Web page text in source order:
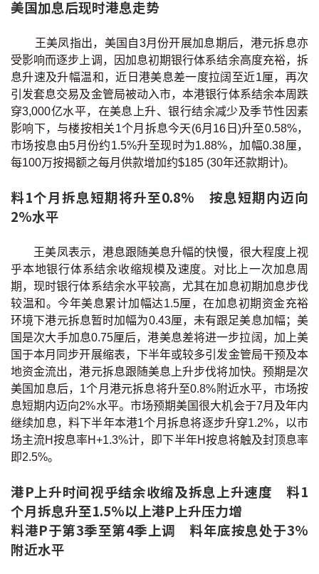
美国加息后现时港息走势
王美凤指出，美国自3月份开展加息期后，港元拆息亦
受影响而逐步上调，因加息初期银行体系结余高度充裕，拆
息升速及升幅温和，近日港美息差一度拉阔至近1厘，再次
引发套息交易及金管局被动入市，本港银行体系结余本周跌
穿3,000亿水平，在美息上升、银行结余减少及季节性因素
影响下，与楼按相关1个月拆息今天(6月16日)升至0.58%，
市场按息由5月份约1.5%升至现时为1.88%，加幅0.38厘，
每100万按揭额之每月供款增加约$185 (30年还款期计)。
料1个月拆息短期将升至0.8% 按息短期内迈向
2%水平
王美凤表示，港息跟随美息升幅的快慢，很大程度上视
乎本地银行体系结余收缩规模及速度。对比上一次加息周
期，现时银行体系结余水平较高，尤其在加息初期加息步伐
较温和。今年美息累计加幅达1.5厘，在加息初期资金充裕
环境下港元拆息暂时加幅为0.43厘，未有跟足美息加幅；美
国是次大手加息0.75厘后，港美息差将进一步拉阔，加上美
国于本月同步开展缩表，下半年或较多引发金管局干预及本
地资金流出，港元拆息跟随美息上升步伐将加快。预期是次
美国加息后，1个月港元拆息将升至0.8%附近水平，市场按
息短期内迈向2%水平。市场预期美国很大机会于7月及年内
继续加息，料下半年本港1个月拆息将逐步升穿1.2%，以市
场主流H按息率H+1.3%计，即下半年H按息将触及封顶息率
即2.5%。
港P上升时间视乎结余收缩及拆息上升速度 料1
个月拆息升至1.5%以上港P上升压力增
料港P于第3季至第4季上调 料年底按息处于3%
附近水平